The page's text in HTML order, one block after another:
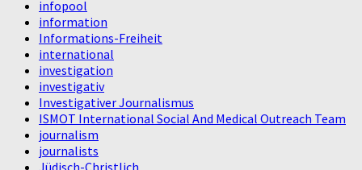
infopool
information
Informations-Freiheit
international
investigation
investigativ
Investigativer Journalismus
ISMOT International Social And Medical Outreach Team
journalism
journalists
Jüdisch-Christlich